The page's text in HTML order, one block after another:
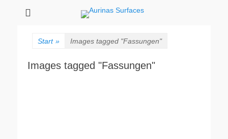
Aurinas Surfaces
Oberflächen Manufaktur
Start » Images tagged "Fassungen"
Images tagged "Fassungen"